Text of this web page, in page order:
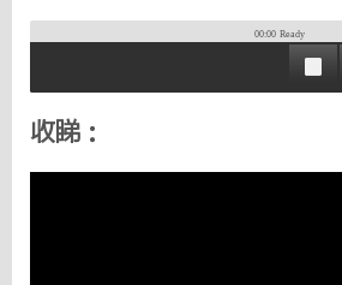
00:00 Ready
收睇：